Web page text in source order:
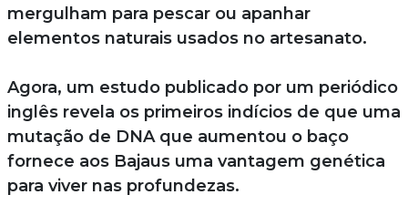
mergulham para pescar ou apanhar
elementos naturais usados no artesanato.
Agora, um estudo publicado por um periódico
inglês revela os primeiros indícios de que uma
mutação de DNA que aumentou o baço
fornece aos Bajaus uma vantagem genética
para viver nas profundezas.